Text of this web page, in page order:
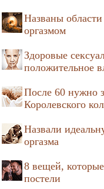
Названы
оргазмом
Здоровые
положительное
После 60 нужно
Королевского
Назвали
оргазма
8 вещей,
постели